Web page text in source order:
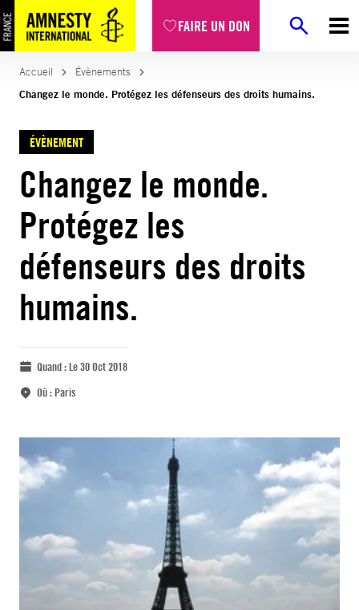
FAIRE UN DON
Accueil
Évènements
Changez le monde. Protégez les défenseurs des droits humains.
ÉVÈNEMENT
Changez le monde.
Protégez les
défenseurs des droits
humains.
Quand :Le 30 Oct 2018
Où :Paris